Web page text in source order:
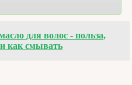
для волос - польза,
как смывать